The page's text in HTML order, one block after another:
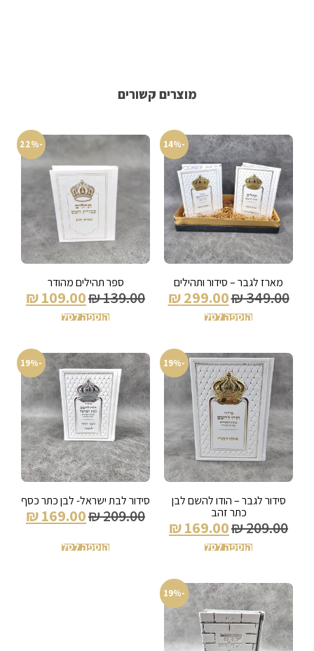
מוצרים קשורים
-14%
מארז לגבר – סידור ותהילים
₪349.00
₪299.00
הוספה לסל
-22%
ספר תהילים מהודר
₪139.00
₪109.00
הוספה לסל
-19%
סידור לגבר – הודו להשם לבן
כתר זהב
₪209.00
₪169.00
הוספה לסל
-19%
סידור לבת ישראל- לבן כתר כסף
₪209.00
₪169.00
הוספה לסל
-19%